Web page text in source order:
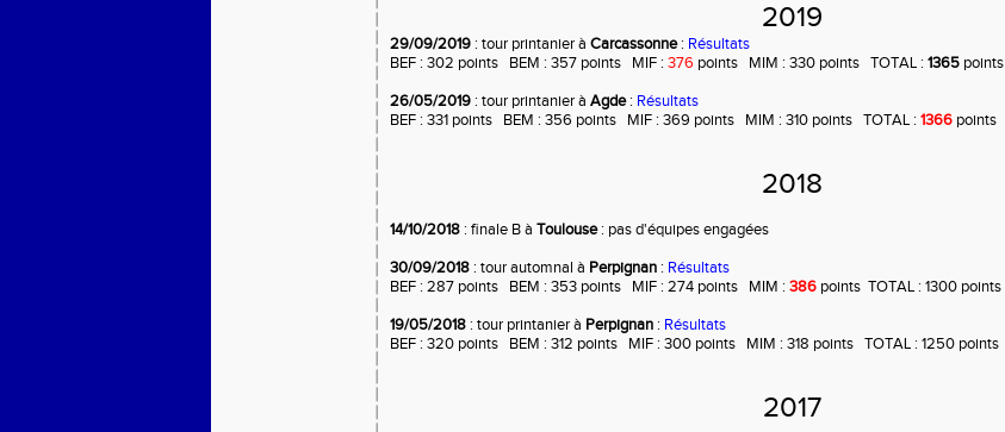
2019
29/09/2019 : tour printanier à Carcassonne: Résultats
BEF : 302 points BEM : 357 points MIF : 376 points MIM : 330 points TOTAL : 1365 points
26/05/2019 : tour printanier à Agde: Résultats
BEF : 331 points BEM : 356 points MIF : 369 points MIM : 310 points TOTAL : 1366 points
2018
14/10/2018 : finale B à Toulouse: pas d'équipes engagées
30/09/2018 : tour automnal à Perpignan : Résultats
BEF : 287 points BEM : 353 points MIF : 274 points MIM : 386 points TOTAL : 1300 points
19/05/2018 : tour printanier à Perpignan : Résultats
BEF : 320 points BEM : 312 points MIF : 300 points MIM : 318 points TOTAL : 1250 points
2017